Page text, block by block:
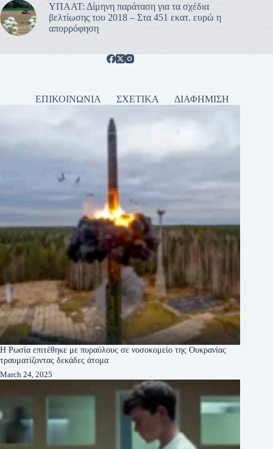
ΥΠΑΑΤ: Δίμηνη παράταση για τα σχέδια
βελτίωσης του 2018 – Στα 451 εκατ. ευρώ η
απορρόφηση
ΕΠΙΚΟΙΝΩΝΙΑ ΣΧΕΤΙΚΑ ΔΙΑΦΗΜΙΣΗ
Η Ρωσία επιτέθηκε με πυραύλους σε νοσοκομείο της Ουκρανίας
τραυματίζοντας δεκάδες άτομα
March 24, 2025